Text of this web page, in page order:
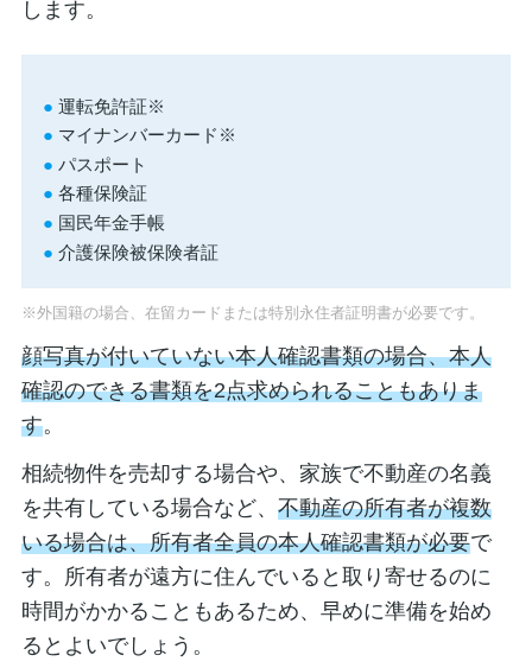
します。
運転免許証※
マイナンバーカード※
パスポート
各種保険証
国民年金手帳
介護保険被保険者証
※外国籍の場合、在留カードまたは特別永住者証明書が必要です。
顔写真が付いていない本人確認書類の場合、本人
確認のできる書類を2点求められることもありま
す。
相続物件を売却する場合や、家族で不動産の名義
を共有している場合など、 不動産の所有者が複数
いる場合は、所有者全員の本人確認書類が必要で
す。所有者が遠方に住んでいると取り寄せるのに
時間がかかることもあるため、早めに準備を始め
るとよいでしょう。